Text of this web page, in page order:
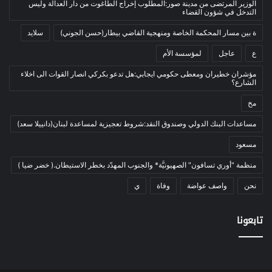
بيئة
ثقافة
(1٬227)
أدب وشعر
بروفايل
تربية وتعليم
(73)
فلسفة
فنون
(213)
في مثل هذا اليوم
كتاب
نقاش
الوزير المرتضى من مدينة صور:المطلوب إخراج الطاغوت من دار العدالة وليس
التدخل في شؤون القضاء
ة بين مسار المحكمة الخاصة ومنهجية القاضي بيطار(حسن الجوني) سلايد
ع عاجل لمؤسسة الأم
مؤشران خطيران ومعطى حكومي ايجابي:هل تدعو بكركي انصار القوات الى اخلاء
الشارع؟
مخ
مساعدات البنك الدولي وصندوق النقد:شروط تعجيزية لمساعدة لبنان(دانييلا سعد)
مسعود
منظمة "أوري تسافون" الصهيونيَّة* والجنوب المهدّد بخطر الاستيطان.( خضر ضيا )
نحن واصف عواضة وفاة ي
تابعونا